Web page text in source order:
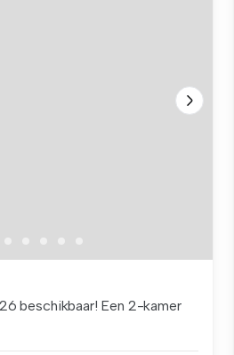
beschikbaar! Een 2-kamer